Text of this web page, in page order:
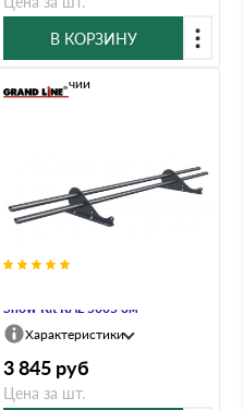
В КОРЗИНУ
Snow Kit RAL 5005 3м
В наличии
Характеристики
3 845 руб
Цена за шт.